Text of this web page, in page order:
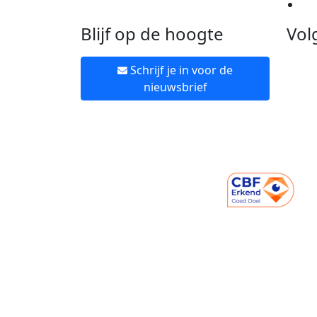
Blijf op de hoogte
Schrijf je in voor de
nieuwsbrief